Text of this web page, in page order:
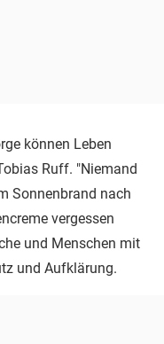
können Leben
Ruff. "Niemand
Sonnenbrand nach
vergessen
und Menschen mit
und Aufklärung.